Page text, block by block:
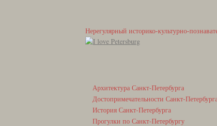
Нерегулярный историко-культурно-
Архитектура Санкт-Петербурга
Достопримечательности Санкт-
История Санкт-Петербурга
Прогулки по Санкт-Петербургу